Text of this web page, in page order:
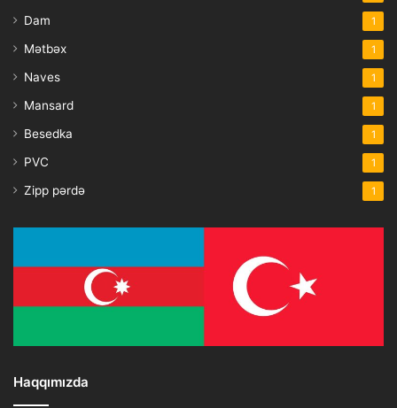
Dam 1
Mətbəx 1
Naves 1
Mansard 1
Besedka 1
PVC 1
Zipp pərdə 1
Haqqımızda